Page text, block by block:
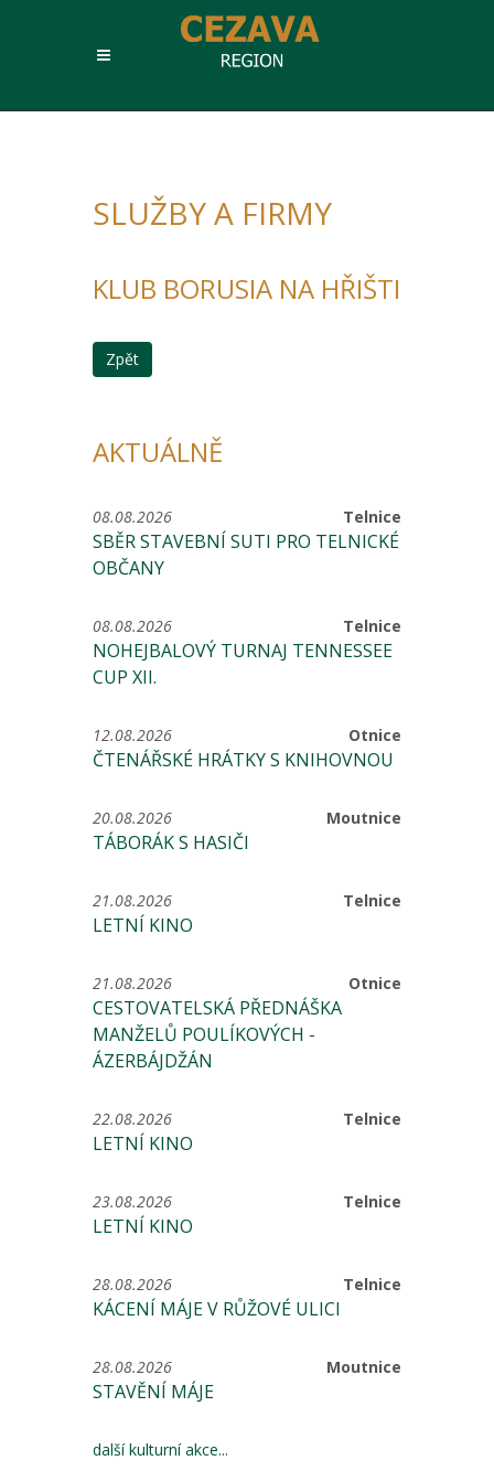
SLUŽBY A FIRMY
KLUB BORUSIA NA HŘIŠTI
Zpět
AKTUÁLNĚ
Telnice
08.08.2026
SBĚR STAVEBNÍ SUTI PRO TELNICKÉ
OBČANY
Telnice
08.08.2026
NOHEJBALOVÝ TURNAJ TENNESSEE
CUP XII.
Otnice
12.08.2026
ČTENÁŘSKÉ HRÁTKY S KNIHOVNOU
Moutnice
20.08.2026
TÁBORÁK S HASIČI
Telnice
21.08.2026
LETNÍ KINO
Otnice
21.08.2026
CESTOVATELSKÁ PŘEDNÁŠKA
MANŽELŮ POULÍKOVÝCH -
ÁZERBÁJDŽÁN
Telnice
22.08.2026
LETNÍ KINO
Telnice
23.08.2026
LETNÍ KINO
Telnice
28.08.2026
KÁCENÍ MÁJE V RŮŽOVÉ ULICI
Moutnice
28.08.2026
STAVĚNÍ MÁJE
další kulturní akce...